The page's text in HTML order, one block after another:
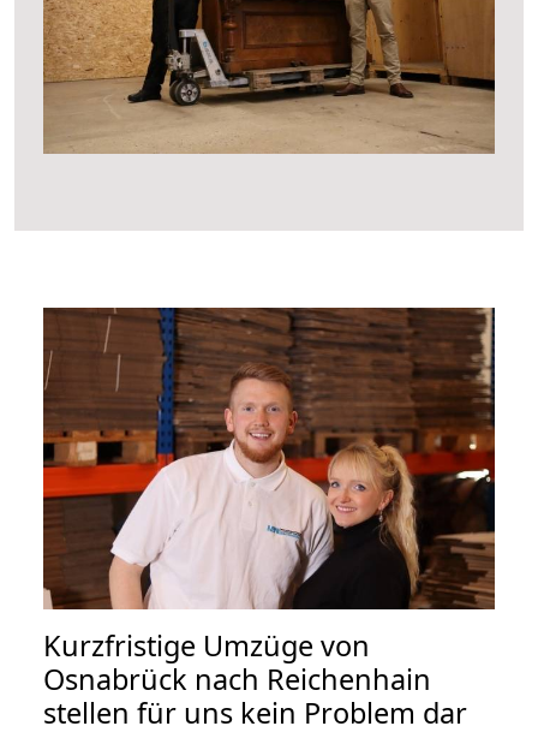
Kurzfristige Umzüge von
Osnabrück nach Reichenhain
stellen für uns kein Problem dar